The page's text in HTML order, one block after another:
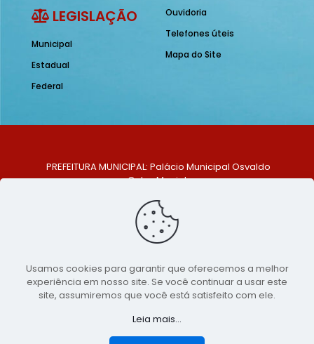
LEGISLAÇÃO
Municipal
Estadual
Federal
Ouvidoria
Telefones úteis
Mapa do Site
PREFEITURA MUNICIPAL: Palácio Municipal Osvaldo
Celso Maciel
Centro, São Bento do Una - PE. CEP: 553370-128
TELEFONE: (81) 99548-1569
E-MAIL: ouvidoria@saobentodouna.pe.gov.br
Copyright 2021-2026 - Assessoria de Comunicação da
Prefeitura de São Bento do Una - PE
publicidadeLumusWeb - Agência Digital
Usamos cookies para garantir que oferecemos a melhor
experiência em nosso site. Se você continuar a usar este
site, assumiremos que você está satisfeito com ele.
Leia mais...